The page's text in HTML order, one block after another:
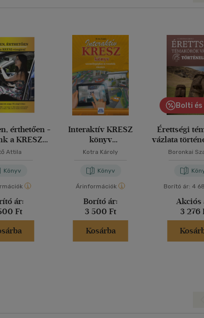
érthetően -
a KRESZ-
Attila
Könyv
ár:
Ft
Interaktív KRESZ
könyv
személygépkocsi-
Kotra Károly
Könyv
Árinformációk
Borító ár:
3 500 Ft
Kosárba
Bolti és
Érettségi
vázlata
Boronkai
Borító ár: 4
Akciós
3 276